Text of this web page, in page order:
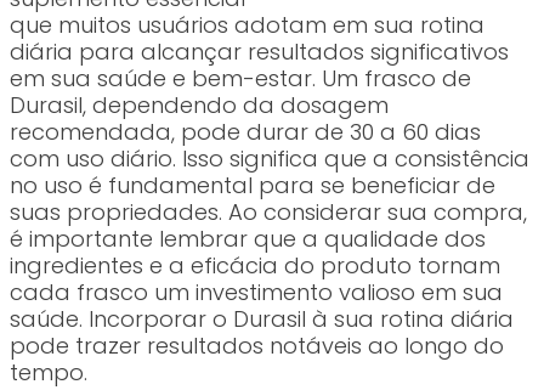
que muitos usuários adotam em sua rotina
diária para alcançar resultados significativos
em sua saúde e bem-estar. Um frasco de
Durasil, dependendo da dosagem
recomendada, pode durar de 30 a 60 dias
com uso diário. Isso significa que a consistência
no uso é fundamental para se beneficiar de
suas propriedades. Ao considerar sua compra,
é importante lembrar que a qualidade dos
ingredientes e a eficácia do produto tornam
cada frasco um investimento valioso em sua
saúde. Incorporar o Durasil à sua rotina diária
pode trazer resultados notáveis ao longo do
tempo.